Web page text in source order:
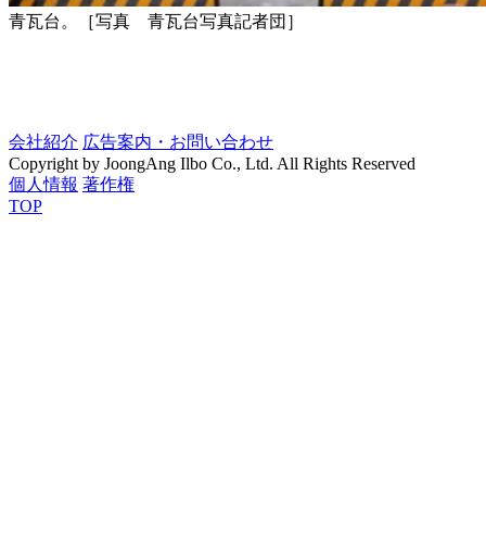
青瓦台。［写真 青瓦台写真記者団］
会社紹介 広告案内・お問い合わせ
Copyright by JoongAng Ilbo Co., Ltd. All Rights Reserved
個人情報 著作権
TOP